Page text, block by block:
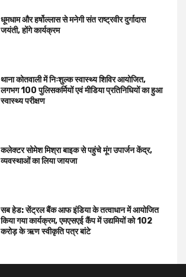
धूमधाम और हर्षोल्लास से मनेगी संत राष्ट्रवीर दुर्गादास
जयंती, होंगे कार्यक्रम
थाना कोतवाली में निःशुल्क स्वास्थ्य शिविर आयोजित,
लगभग 100 पुलिसकर्मियों एवं मीडिया प्रतिनिधियों का हुआ
स्वास्थ्य परीक्षण
कलेक्टर सोमेश मिश्रा बाइक से पहुंचे मूंग उपार्जन केंद्र,
व्यवस्थाओं का लिया जायजा
सब हेड: सेंट्रल बैंक आफ इंडिया के तत्वाधान में आयोजित
किया गया कार्यक्रम, एमएसएई कैंप में उद्यमियों को 102
करोड़ के ऋण स्वीकृति पत्र बांटे